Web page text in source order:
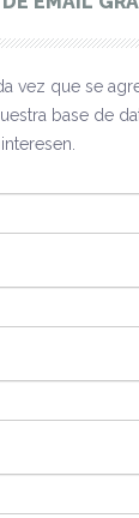
vez que se
base de